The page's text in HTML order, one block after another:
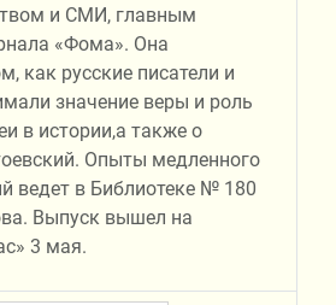
и СМИ, главным
«Фома». Она
как русские писатели и
значение веры и роль
в истории,а также о
Опыты медленного
ведет в Библиотеке № 180
Выпуск вышел на
3 мая.